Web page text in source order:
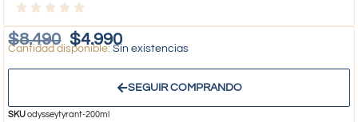
$8.490 $4.990Sin existencias
SEGUIR COMPRANDO
SKUodysseytyrant-200ml